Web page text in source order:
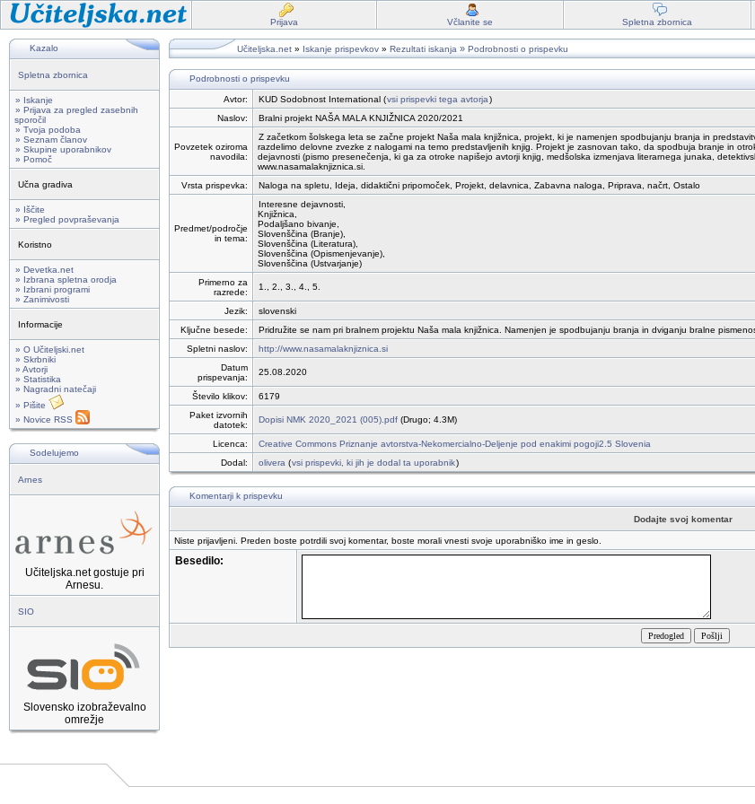
Prijava Včlanite se Spletna zbornica
Kazalo
Spletna zbornica
» Iskanje
» Prijava za pregled zasebnih
sporočil
» Tvoja podoba
» Seznam članov
» Skupine uporabnikov
» Pomoč
Učna gradiva
» Iščite
» Pregled povpraševanja
Koristno
» Devetka.net
» Izbrana spletna orodja
» Izbrani programi
» Zanimivosti
Informacije
» O Učiteljski.net
» Skrbniki
» Avtorji
» Statistika
» Nagradni natečaji
» Pišite
» Novice RSS
Sodelujemo
Arnes
Učiteljska.net gostuje pri
Arnesu.
SIO
Slovensko izobraževalno
omrežje
Učiteljska.net » Iskanje prispevkov » Rezultati iskanja » Podrobnosti o prispevku
Podrobnosti o prispevku
Avtor: KUD Sodobnost International (vsi prispevki tega avtorja)
Naslov:
Bralni projekt NAŠA MALA KNJIŽNICA 2020/2021
Povzetek oziroma
navodila:
Z začetkom šolskega leta se začne projekt Naša mala knjižnica, projekt, ki je namenjen spodbujanju branja in
razdelimo delovne zvezke z nalogami na temo predstavljenih knjig. Projekt je zasnovan tako, da spodbuja branje in
dejavnosti (pismo presenečenja, ki ga za otroke napišejo avtorji knjig, medšolska izmenjava literarnega junaka,
www.nasamalaknjiznica.si.
Vrsta prispevka:
Naloga na spletu, Ideja, didaktični pripomoček, Projekt, delavnica, Zabavna naloga, Priprava, načrt, Ostalo
Predmet/področje
in tema:
Interesne dejavnosti,
Knjižnica,
Podaljšano bivanje,
Slovenščina (Branje),
Slovenščina (Literatura),
Slovenščina (Opismenjevanje),
Slovenščina (Ustvarjanje)
Primerno za
razrede:
1., 2., 3., 4., 5.
Jezik:
slovenski
Ključne besede:
Pridružite se nam pri bralnem projektu Naša mala knjižnica. Namenjen je spodbujanju branja in dviganju bralne
Spletni naslov:
http://www.nasamalaknjiznica.si
Datum
prispevanja:
25.08.2020
Število klikov:
6179
Paket izvornih
datotek:
Dopisi NMK 2020_2021 (005).pdf (Drugo; 4.3M)
Licenca:
Creative Commons Priznanje avtorstva-Nekomercialno-Deljenje pod enakimi pogoji2.5 Slovenia
Dodal:
olivera (vsi prispevki, ki jih je dodal ta uporabnik)
Komentarji k prispevku
Dodajte svoj komentar
Niste prijavljeni. Preden boste potrdili svoj komentar, boste morali vnesti svoje uporabniško ime in geslo.
Besedilo: